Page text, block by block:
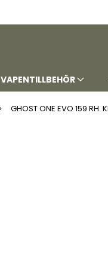
VAPENTILLBEHÖR
GHOST ONE EVO 159 RH.